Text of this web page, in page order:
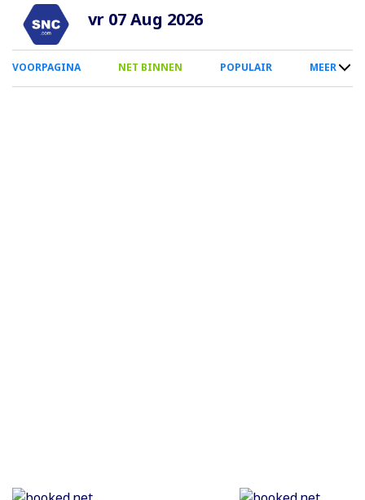
Overslaan
naar
inhoud
vr 07 Aug 2026
0
Smartphone
VOORPAGINA NET BINNEN POPULAIR MEER